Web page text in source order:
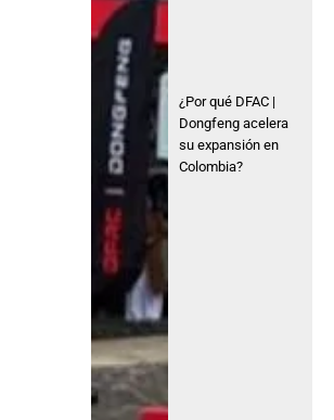
¿Por qué DFAC |
Dongfeng acelera
su expansión en
Colombia?